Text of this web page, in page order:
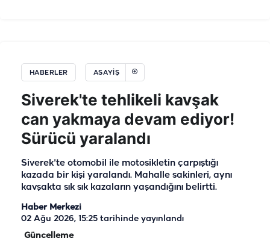
HABERLER ASAYIŞ
Siverek'te tehlikeli kavşak
can yakmaya devam ediyor!
Sürücü yaralandı
Siverek'te otomobil ile motosikletin çarpıştığı
kazada bir kişi yaralandı. Mahalle sakinleri, aynı
kavşakta sık sık kazaların yaşandığını belirtti.
Haber Merkezi
02 Ağu 2026, 15:25 tarihinde yayınlandı
Güncelleme